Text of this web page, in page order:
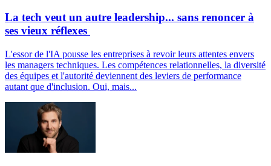
La tech veut un autre leadership... sans renoncer à
ses vieux réflexes
L'essor de l'IA pousse les entreprises à revoir leurs attentes envers
les managers techniques. Les compétences relationnelles, la diversité
des équipes et l'autorité deviennent des leviers de performance
autant que d'inclusion. Oui, mais...